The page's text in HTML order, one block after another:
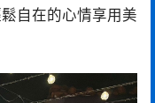
自在的心情享用美